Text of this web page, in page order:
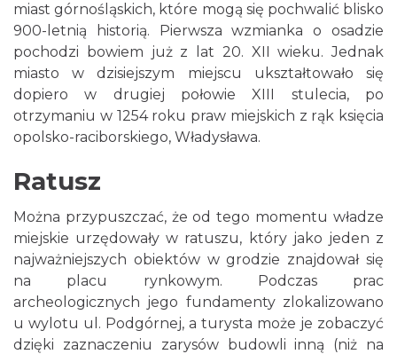
miast górnośląskich, które mogą się pochwalić blisko
900-letnią historią. Pierwsza wzmianka o osadzie
pochodzi bowiem już z lat 20. XII wieku. Jednak
miasto w dzisiejszym miejscu ukształtowało się
dopiero w drugiej połowie XIII stulecia, po
otrzymaniu w 1254 roku praw miejskich z rąk księcia
opolsko-raciborskiego, Władysława.
Ratusz
Można przypuszczać, że od tego momentu władze
miejskie urzędowały w ratuszu, który jako jeden z
najważniejszych obiektów w grodzie znajdował się
na placu rynkowym. Podczas prac
archeologicznych jego fundamenty zlokalizowano
u wylotu ul. Podgórnej, a turysta może je zobaczyć
dzięki zaznaczeniu zarysów budowli inną (niż na